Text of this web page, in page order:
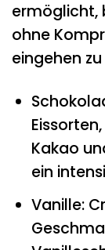
ermöglicht,
ohne
eingehen
Kakao
ein
Vanille: